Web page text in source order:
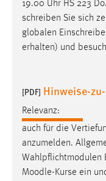
19.00 Uhr HS 223
schreiben Sie sich
globalen
erhalten) und
[PDF] Hinweise-
Relevanz:
auch für die
anzumelden.
Wahlpflichtmodulen
Moodle-Kurse ein
24 Stunden
STATISTIK
Diese
Matomo
Name:
_pk_ref,